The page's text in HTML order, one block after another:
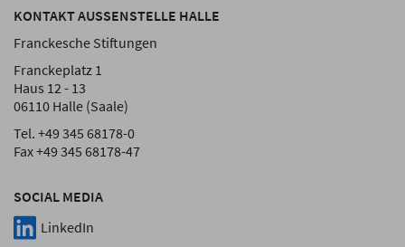
SOCIAL MEDIA
LinkedIn
KONTAKT AUSSENSTELLE HALLE
Franckesche Stiftungen
Franckeplatz 1
Haus 12 - 13
06110 Halle (Saale)
Tel. +49 345 68178-0
Fax +49 345 68178-47